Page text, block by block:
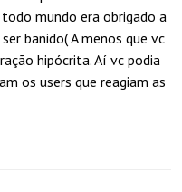
mundo era obrigado a
banido( A menos que vc
hipócrita. Aí vc podia
os users que reagiam as